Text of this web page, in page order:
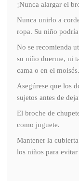
¡Nunca alargar el
Nunca unirlo a
ropa. Su niño
No se recomienda
su niño duerme, ni
cama o en el moisés.
Asegúrese que los
sujetos antes de
El broche de
como juguete.
Mantener la
los niños para